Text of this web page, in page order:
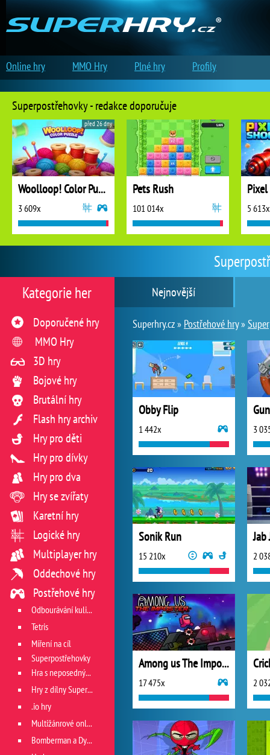
Nejnovější
Superhry.cz » Postřehové hry»
Obby Flip
1 442x 3
Sonik Run
15 210x 2
Among us The Imposter
17 475x 2
Kategorie her
Doporučené hry
MMO Hry
3D hry
Bojové hry
Brutální hry
Flash hry archiv
Hry pro děti
Hry pro dívky
Hry pro dva
Hry se zvířaty
Karetní hry
Logické hry
Multiplayer hry
Oddechové hry
Postřehové hry
Odbourávání kuliček
Tetris
Míření na cíl
Superpostřehovky
Hra s neposedným míčkem
Hry z dílny Superhry.cz
.io hry
Multižánrové online hry
Bomberman a Dyna Blaster
Superpostřehovky - redakce doporučuje
Woolloop! Color Puzzle
3 609x
před 26 dny
Pets Rush
101 014x 5 613x
Online hry MMO Hry Plné hry Profily